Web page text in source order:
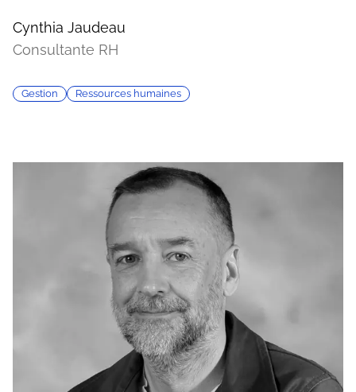
Cynthia Jaudeau
Consultante RH
Gestion Ressources humaines